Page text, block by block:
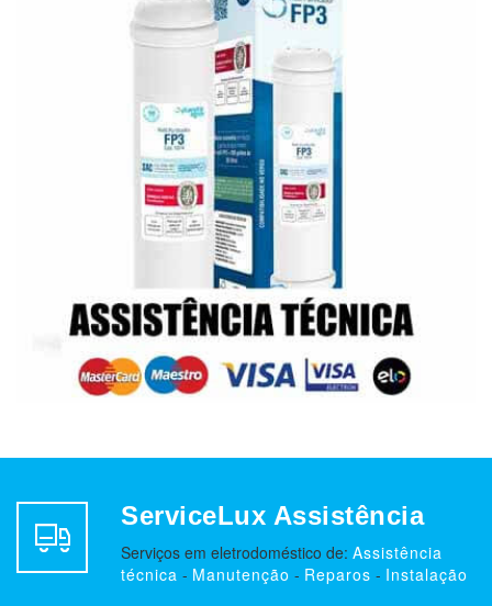
ServiceLux Assistência
Serviços em eletrodoméstico de: Assistência
técnica - Manutenção - Reparos - Instalação